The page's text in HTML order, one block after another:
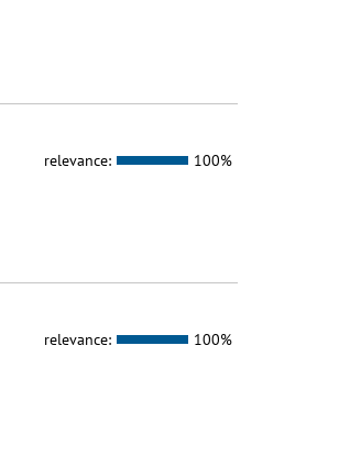
relevance: 100%
relevance: 100%